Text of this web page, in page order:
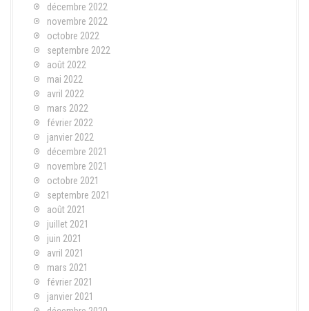
décembre 2022
novembre 2022
octobre 2022
septembre 2022
août 2022
mai 2022
avril 2022
mars 2022
février 2022
janvier 2022
décembre 2021
novembre 2021
octobre 2021
septembre 2021
août 2021
juillet 2021
juin 2021
avril 2021
mars 2021
février 2021
janvier 2021